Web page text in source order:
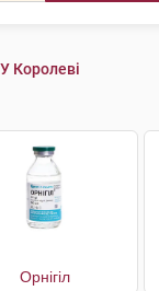
Королеві
Орнігіл